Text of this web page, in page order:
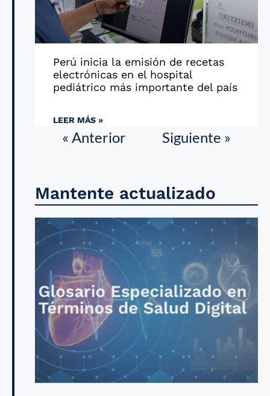
Perú inicia la emisión de recetas
electrónicas en el hospital
pediátrico más importante del país
LEER MÁS »
« Anterior Siguiente »
Mantente actualizado